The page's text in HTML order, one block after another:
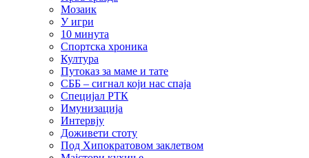
Мозаик
У игри
10 минута
Спортска хроника
Култура
Путоказ за маме и тате
СББ – сигнал који нас спаја
Специјал РТК
Имунизација
Интервју
Доживети стоту
Под Хипократовом заклетвом